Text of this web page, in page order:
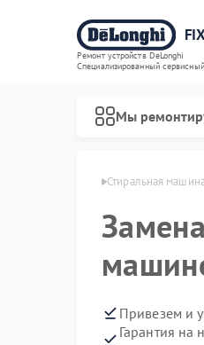
Ремонт устройств DeLonghi
Специализированный
Мы
в Смоленске Стиральная
Привезем и
Гарантия